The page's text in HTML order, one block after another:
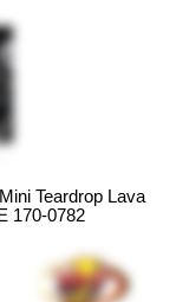
Teardrop Lava
170-0782